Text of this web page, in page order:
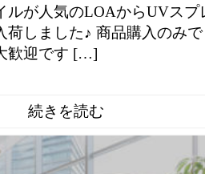
ルが人気のLOAからUVスプ
荷しました♪ 商品購入のみで
歓迎です […]